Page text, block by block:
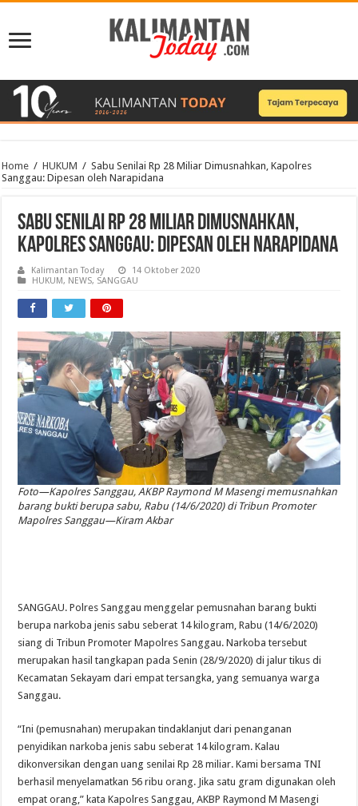
Home / HUKUM / Sabu Senilai Rp 28 Miliar Dimusnahkan, Kapolres
Sanggau: Dipesan oleh Narapidana
Sabu Senilai Rp 28 Miliar Dimusnahkan,
Kapolres Sanggau: Dipesan oleh Narapidana
Kalimantan Today
14 Oktober 2020
HUKUM, NEWS, SANGGAU
Foto—Kapolres Sanggau, AKBP Raymond M Masengi memusnahkan
barang bukti berupa sabu, Rabu (14/6/2020) di Tribun Promoter
Mapolres Sanggau—Kiram Akbar
SANGGAU. Polres Sanggau menggelar pemusnahan barang bukti
berupa narkoba jenis sabu seberat 14 kilogram, Rabu (14/6/2020)
siang di Tribun Promoter Mapolres Sanggau. Narkoba tersebut
merupakan hasil tangkapan pada Senin (28/9/2020) di jalur tikus di
Kecamatan Sekayam dari empat tersangka, yang semuanya warga
Sanggau.
“Ini (pemusnahan) merupakan tindaklanjut dari penanganan
penyidikan narkoba jenis sabu seberat 14 kilogram. Kalau
dikonversikan dengan uang senilai Rp 28 miliar. Kami bersama TNI
berhasil menyelamatkan 56 ribu orang. Jika satu gram digunakan oleh
empat orang,” kata Kapolres Sanggau, AKBP Raymond M Masengi